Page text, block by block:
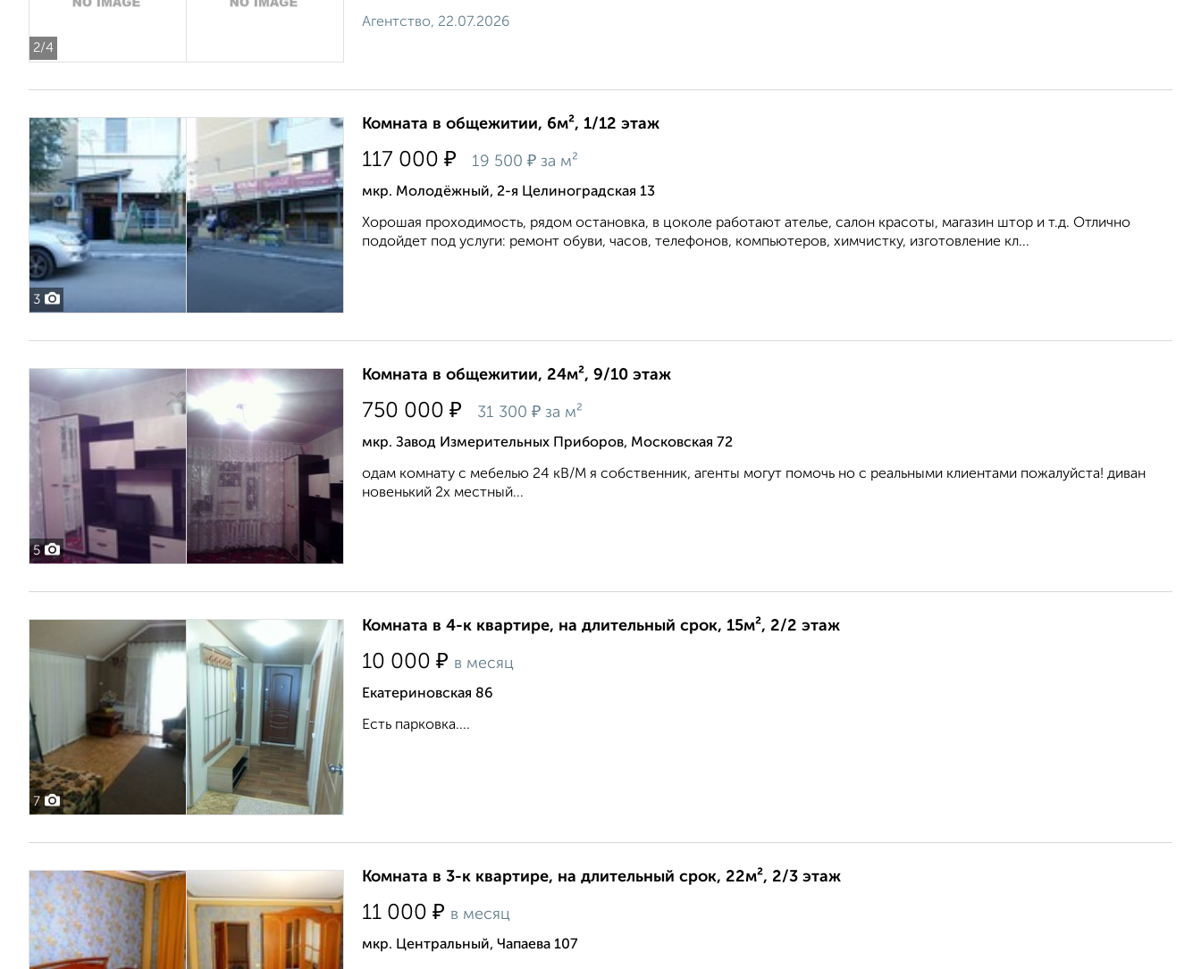
2/4
Агентство, 22.07.2026
3
Комната в общежитии, 6м², 1/12 этаж
117 000 ₽ 19 500 ₽ за м²
мкр. Молодёжный, 2-я Целиноградская 13
Хорошая проходимость, рядом остановка, в цоколе работают ателье, салон красоты, магазин штор и т.д. Отлично
подойдет под услуги: ремонт обуви, часов, телефонов, компьютеров, химчистку, изготовление кл...
5
Комната в общежитии, 24м², 9/10 этаж
750 000 ₽ 31 300 ₽ за м²
мкр. Завод Измерительных Приборов, Московская 72
одам комнату с мебелью 24 кВ/М я собственник, агенты могут помочь но с реальными клиентами пожалуйста! диван
новенький 2х местный...
7
Комната в 4-к квартире, на длительный срок, 15м², 2/2 этаж
10 000 ₽ в месяц
Екатериновская 86
Есть парковка....
Комната в 3-к квартире, на длительный срок, 22м², 2/3 этаж
11 000 ₽ в месяц
мкр. Центральный, Чапаева 107